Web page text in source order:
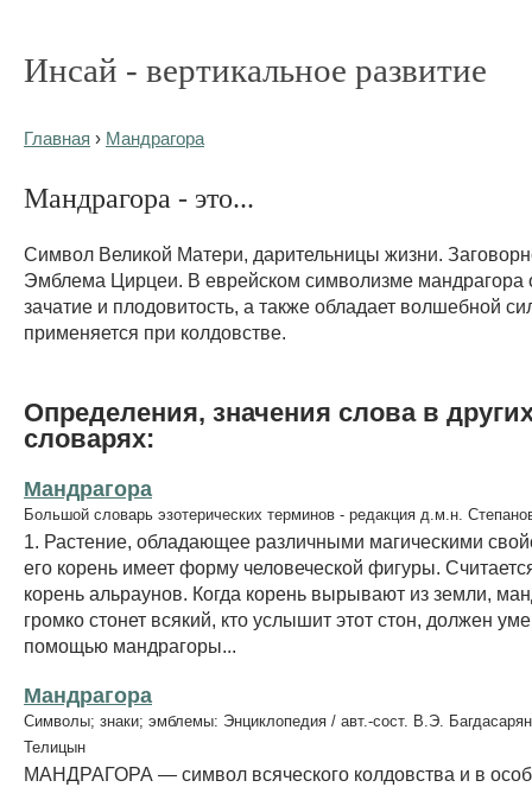
Инсай - вертикальное развитие
Главная › Мандрагора
Мандрагора - это...
Символ Великой Матери, дарительницы жизни.
Эмблема Цирцеи. В еврейском символизме мандрагора
зачатие и плодовитость, а также обладает волшебной
применяется при колдовстве.
Определения, значения слова в
словарях:
Мандрагора
Большой словарь эзотерических терминов - редакция д.м.н.
1. Растение, обладающее различными магическими
его корень имеет форму человеческой фигуры.
корень альраунов. Когда корень вырывают из земли,
громко стонет всякий, кто услышит этот стон, должен
помощью мандрагоры...
Мандрагора
Символы; знаки; эмблемы: Энциклопедия / авт.-сост. В.Э.
Телицын
МАНДРАГОРА — символ всяческого колдовства и в